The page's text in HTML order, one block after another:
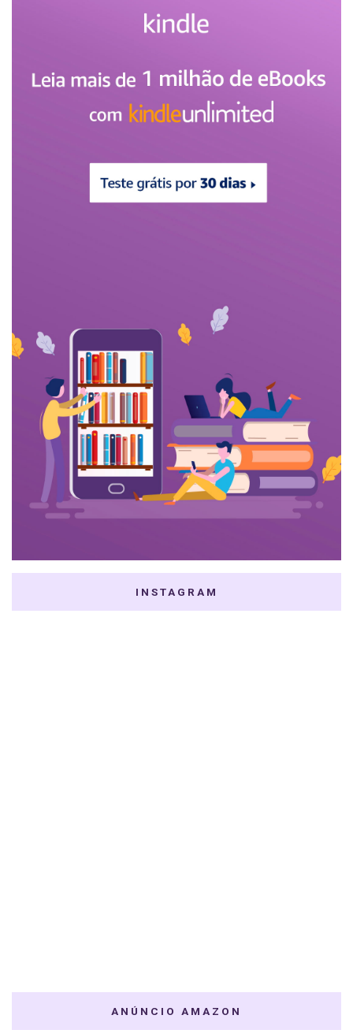
INSTAGRAM
ANÚNCIO AMAZON